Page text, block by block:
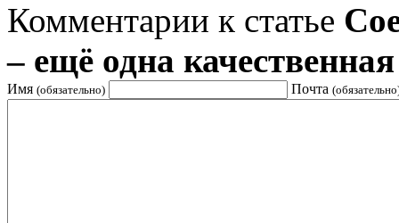
Комментарии к статье
– ещё одна
Имя (обязательно) Почта